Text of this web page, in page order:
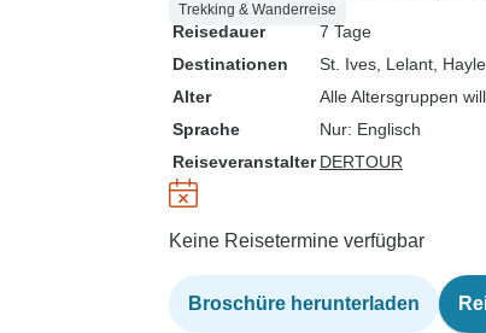
Trekking & Wanderreise
Reisedauer
7 Tage
Destinationen
St. Ives , Lelant , Hayle
Alter
Alle Altersgruppen
Sprache
Nur: Englisch
Reiseveranstalter DERTOUR
Keine Reisetermine verfügbar
Broschüre herunterladen